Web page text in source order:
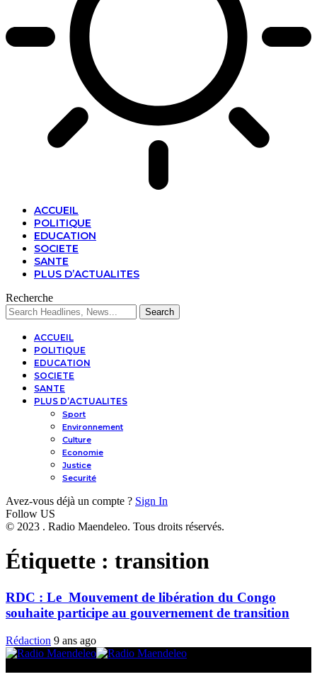
ACCUEIL
POLITIQUE
EDUCATION
SOCIETE
SANTE
PLUS D’ACTUALITES
Recherche
ACCUEIL
POLITIQUE
EDUCATION
SOCIETE
SANTE
PLUS D’ACTUALITES
Sport
Environnement
Culture
Economie
Justice
Securité
Avez-vous déjà un compte ? Sign In
Follow US
© 2023 . Radio Maendeleo. Tous droits réservés.
Étiquette : transition
RDC : Le Mouvement de libération du Congo
souhaite participe au gouvernement de transition
Rédaction 9 ans ago